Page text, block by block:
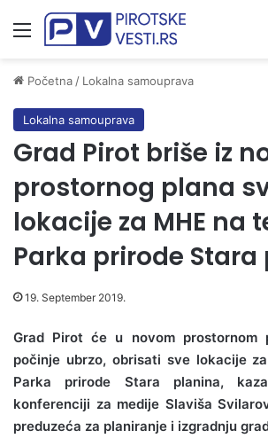
Meni
Početna / Lokalna samouprava
Lokalna samouprava
Grad Pirot briše iz
prostornog plana
lokacije za MHE na
Parka prirode
19. September 2019.
Grad Pirot će u novom prostornom
počinje ubrzo, obrisati sve lokacije
Parka prirode Stara planina,
konferenciji za medije Slaviša
preduzeća za planiranje i izgradnju